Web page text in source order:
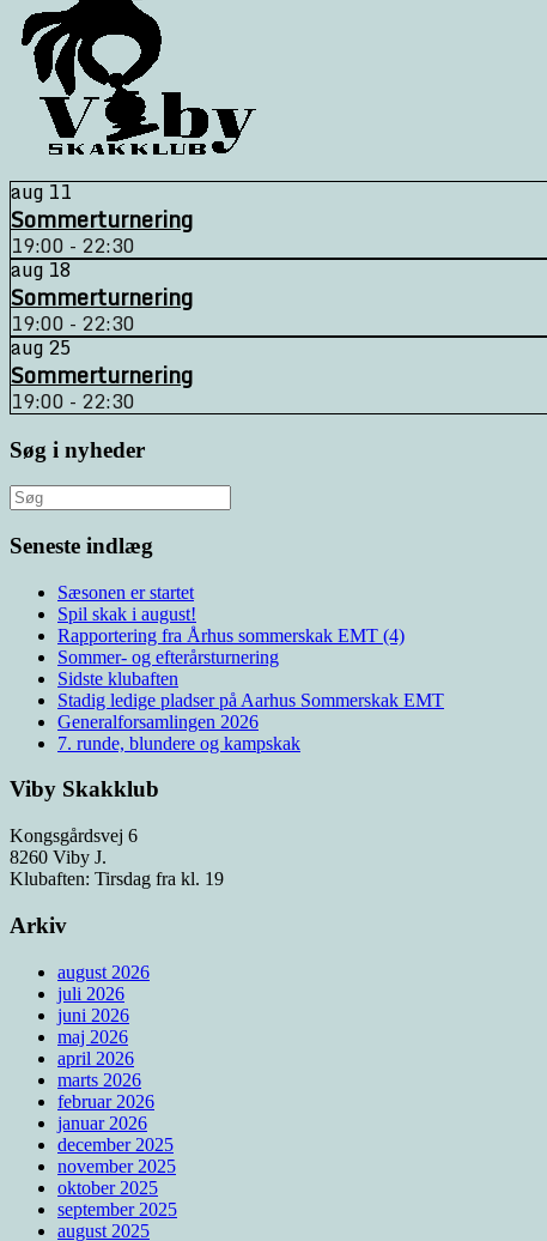
aug11
Sommerturnering
19:00 - 22:30
aug18
Sommerturnering
19:00 - 22:30
aug25
Sommerturnering
19:00 - 22:30
Søg i nyheder
Søg
efter:
Seneste indlæg
Sæsonen er startet
Spil skak i august!
Rapportering fra Århus sommerskak EMT (4)
Sommer- og efterårsturnering
Sidste klubaften
Stadig ledige pladser på Aarhus Sommerskak EMT
Generalforsamlingen 2026
7. runde, blundere og kampskak
Viby Skakklub
Kongsgårdsvej 6
8260 Viby J.
Klubaften: Tirsdag fra kl. 19
Arkiv
august 2026
juli 2026
juni 2026
maj 2026
april 2026
marts 2026
februar 2026
januar 2026
december 2025
november 2025
oktober 2025
september 2025
august 2025